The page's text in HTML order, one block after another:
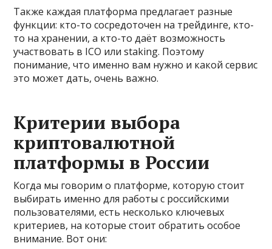
Также каждая платформа предлагает разные
функции: кто-то сосредоточен на трейдинге, кто-
то на хранении, а кто-то даёт возможность
участвовать в ICO или staking. Поэтому
понимание, что именно вам нужно и какой сервис
это может дать, очень важно.
Критерии выбора
криптовалютной
платформы в России
Когда мы говорим о платформе, которую стоит
выбирать именно для работы с российскими
пользователями, есть несколько ключевых
критериев, на которые стоит обратить особое
внимание. Вот они: